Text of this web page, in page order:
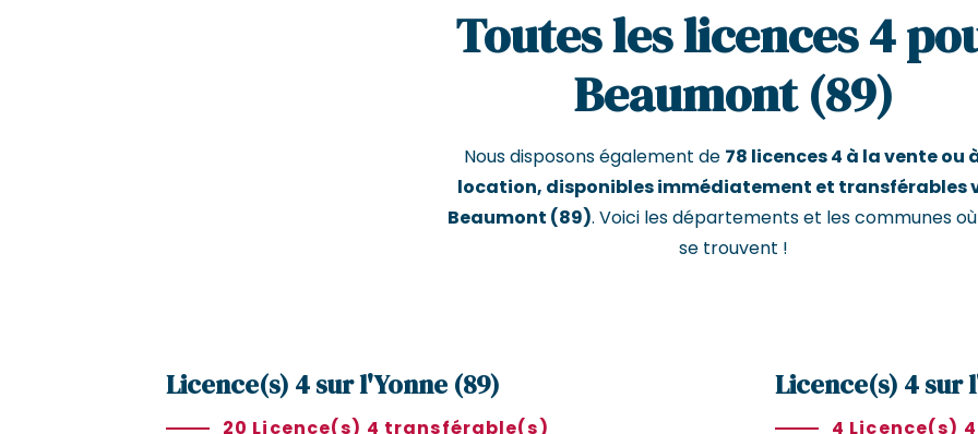
Toutes les licences 4
Beaumont (89)
Nous disposons également de 78 licences 4 à la vente ou
location, disponibles immédiatement et transférables
Beaumont (89). Voici les départements et les communes
se trouvent !
Licence(s) 4 sur l'Yonne (89)
20 Licence(s) 4 transférable(s)
Licence(s) 4 sur
4 Licence(s)